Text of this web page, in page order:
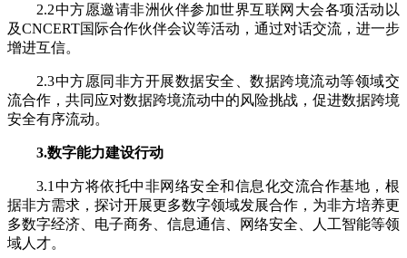
2.2中方愿邀请非洲伙伴参加世界互联网大会各项活动以
及CNCERT国际合作伙伴会议等活动，通过对话交流，进一步
增进互信。
2.3中方愿同非方开展数据安全、数据跨境流动等领域交
流合作，共同应对数据跨境流动中的风险挑战，促进数据跨境
安全有序流动。
3.数字能力建设行动
3.1中方将依托中非网络安全和信息化交流合作基地，根
据非方需求，探讨开展更多数字领域发展合作，为非方培养更
多数字经济、电子商务、信息通信、网络安全、人工智能等领
域人才。